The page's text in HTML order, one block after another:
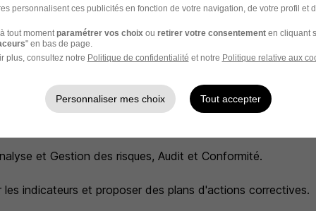
talent en prévention santé et sécurité au travail, de
professionnelle de 4 ans minimum en Santé,
multi sites idéalement dans le secteur
réglementations HSE et normes environnementales.
et Gestion des risques, Audit et Conformité.
indicateurs et proposer des plans d'actions correctives.
personnalisent ces publicités en fonction de votre navigation, de votre profil et
tout moment paramétrer vos choix ou retirer votre consentementen cliquant
" en bas de page.
plus, consultez notre Politique de confidentialité et notre Politique relative aux
Personnaliser mes choix Tout accepter